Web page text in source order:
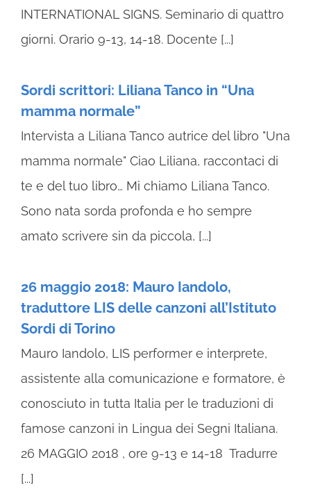
INTERNATIONAL SIGNS. Seminario di quattro
giorni. Orario 9-13, 14-18. Docente [...]
Sordi scrittori: Liliana Tanco in “Una
mamma normale”
Intervista a Liliana Tanco autrice del libro "Una
mamma normale" Ciao Liliana, raccontaci di
te e del tuo libro… Mi chiamo Liliana Tanco.
Sono nata sorda profonda e ho sempre
amato scrivere sin da piccola, [...]
26 maggio 2018: Mauro Iandolo,
traduttore LIS delle canzoni all’Istituto
Sordi di Torino
Mauro Iandolo, LIS performer e interprete,
assistente alla comunicazione e formatore, è
conosciuto in tutta Italia per le traduzioni di
famose canzoni in Lingua dei Segni Italiana.
26 MAGGIO 2018 , ore 9-13 e 14-18 Tradurre
[...]